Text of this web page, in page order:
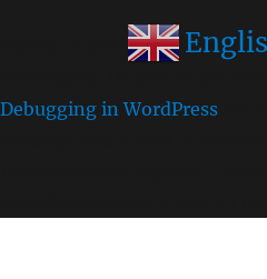
: Function
Debugging in WordPress